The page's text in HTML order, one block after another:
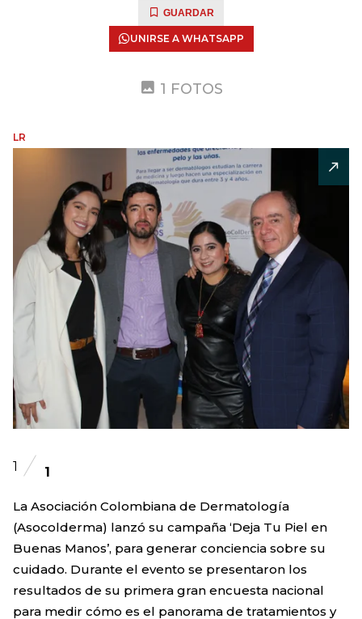
GUARDAR
UNIRSE A WHATSAPP
1 FOTOS
LR
1 1
La Asociación Colombiana de Dermatología
(Asocolderma) lanzó su campaña ‘Deja Tu Piel en
Buenas Manos’, para generar conciencia sobre su
cuidado. Durante el evento se presentaron los
resultados de su primera gran encuesta nacional
para medir cómo es el panorama de tratamientos y